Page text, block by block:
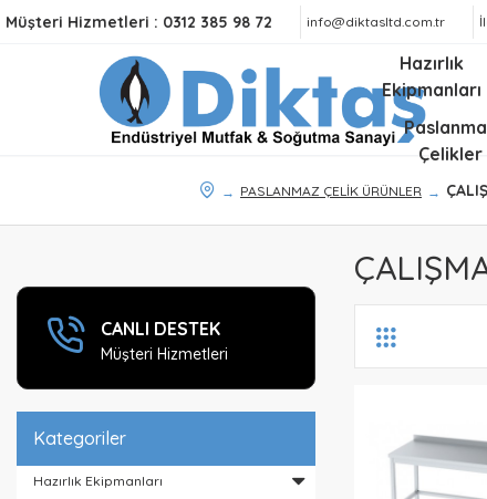
Müşteri Hizmetleri : 0312 385 98 72 info@diktasltd.com.tr
Hazırlık
Ekipmanları
Çelikler
PASLANMAZ ÇELİK ÜRÜNLER
CANLI DESTEK
Müşteri Hizmetleri
Kategoriler
Hazırlık Ekipmanları